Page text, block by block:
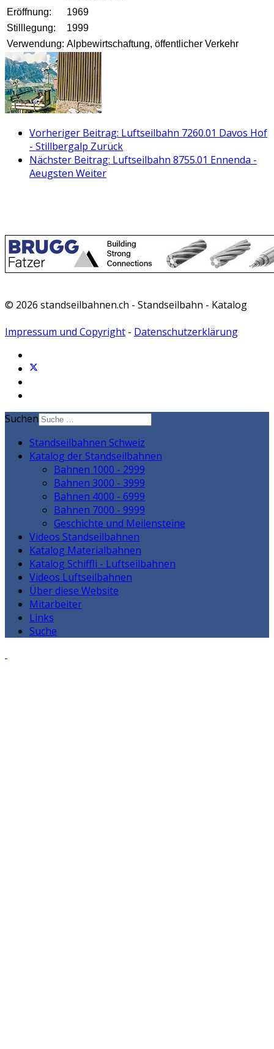
Eröffnung:
1969
Stilllegung:
1999
Verwendung: Alpbewirtschaftung, öffentlicher Verkehr
Vorheriger Beitrag: Luftseilbahn 7260.01 Davos Hof
- Stillbergalp Zurück
Nächster Beitrag: Luftseilbahn 8755.01 Ennenda -
Aeugsten Weiter
© 2026 standseilbahnen.ch - Standseilbahn - Katalog
Impressum und Copyright - Datenschutzerklärung
Suchen
Standseilbahnen Schweiz
Katalog der Standseilbahnen
Bahnen 1000 - 2999
Bahnen 3000 - 3999
Bahnen 4000 - 6999
Bahnen 7000 - 9999
Geschichte und Meilensteine
Videos Standseilbahnen
Katalog Materialbahnen
Katalog Schiffli - Luftseilbahnen
Videos Luftseilbahnen
Über diese Website
Mitarbeiter
Links
Suche